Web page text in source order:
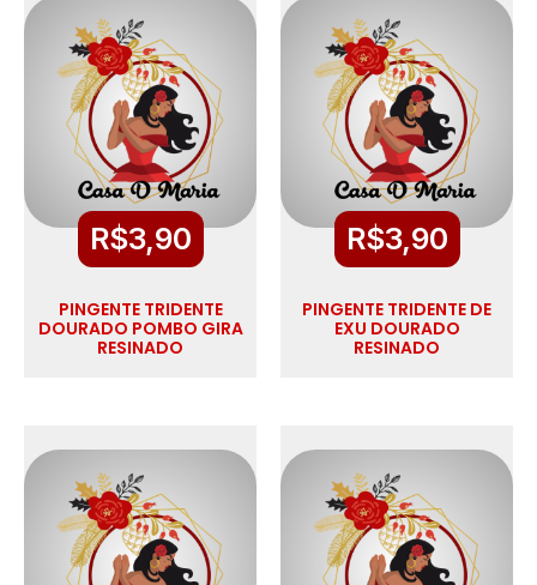
R$3,90
PINGENTE TRIDENTE
DOURADO POMBO GIRA
RESINADO
R$3,90
PINGENTE TRIDENTE DE
EXU DOURADO
RESINADO